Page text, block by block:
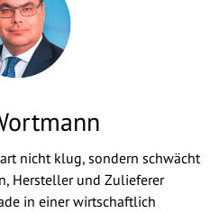
nicht klug, sondern schwächt
Hersteller und Zulieferer
in einer wirtschaftlich